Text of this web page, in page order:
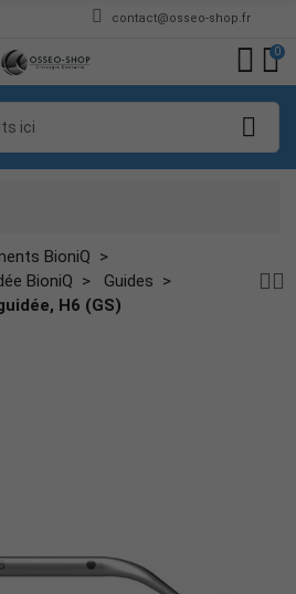
contact@osseo-shop.fr
0
BioniQ
BioniQ
Guides
H6 (GS)